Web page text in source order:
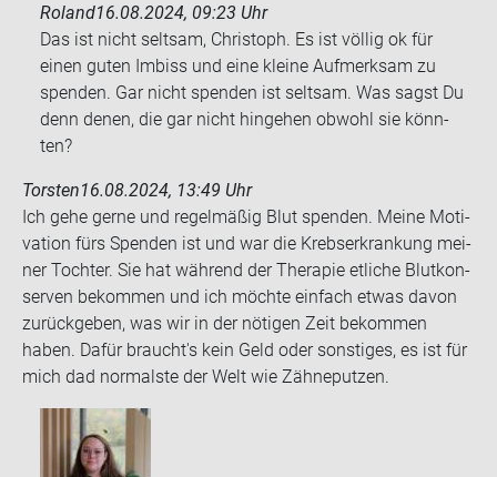
Roland16.08.2024, 09:23 Uhr
Das ist nicht selt­sam, Chris­toph. Es ist völ­lig ok für
einen guten Im­biss und eine klei­ne Auf­merk­sam zu
spen­den. Gar nicht spen­den ist selt­sam. Was sagst Du
denn denen, die gar nicht hin­ge­hen ob­wohl sie könn­
ten?
Torsten16.08.2024, 13:49 Uhr
Ich gehe gerne und re­gel­mä­ßig Blut spen­den. Meine Mo­ti­
va­ti­on fürs Spen­den ist und war die Krebs­er­kran­kung mei­
ner Toch­ter. Sie hat wäh­rend der The­ra­pie et­li­che Blut­kon­
ser­ven be­kom­men und ich möch­te ein­fach etwas davon
zu­rück­ge­ben, was wir in der nö­ti­gen Zeit be­kom­men
haben. Dafür braucht's kein Geld oder sons­ti­ges, es ist für
mich dad nor­mals­te der Welt wie Zäh­ne­put­zen.